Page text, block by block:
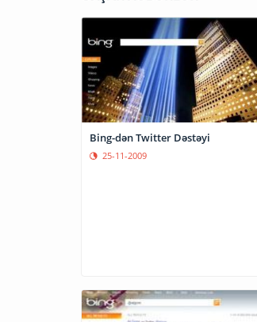
Bing-dən Twitter Dəstəyi
25-11-2009